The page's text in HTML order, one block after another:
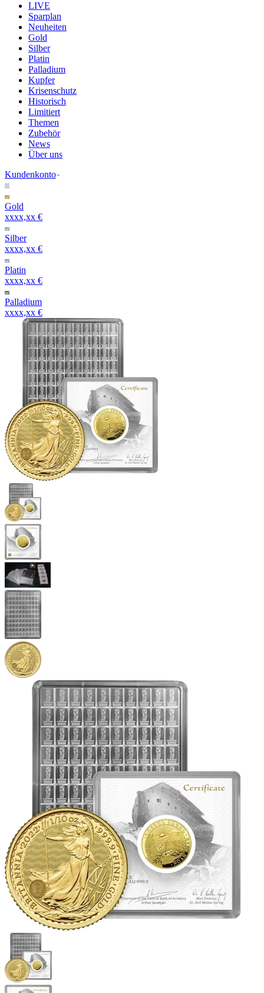
LIVE
Sparplan
Neuheiten
Gold
Silber
Platin
Palladium
Kupfer
Krisenschutz
Historisch
Limitiert
Themen
Zubehör
News
Über uns
Kundenkonto
Gold
xxxx,xx €
Silber
xxxx,xx €
Platin
xxxx,xx €
Palladium
xxxx,xx €